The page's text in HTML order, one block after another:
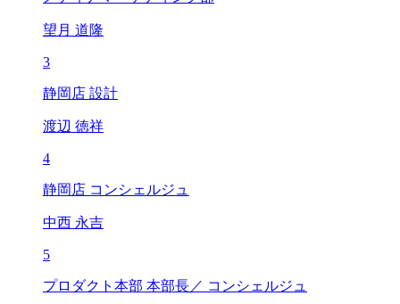
望月 道隆
3
静岡店 設計
渡辺 徳祥
4
静岡店 コンシェルジュ
中西 永吉
5
プロダクト本部 本部長／ コンシェルジュ